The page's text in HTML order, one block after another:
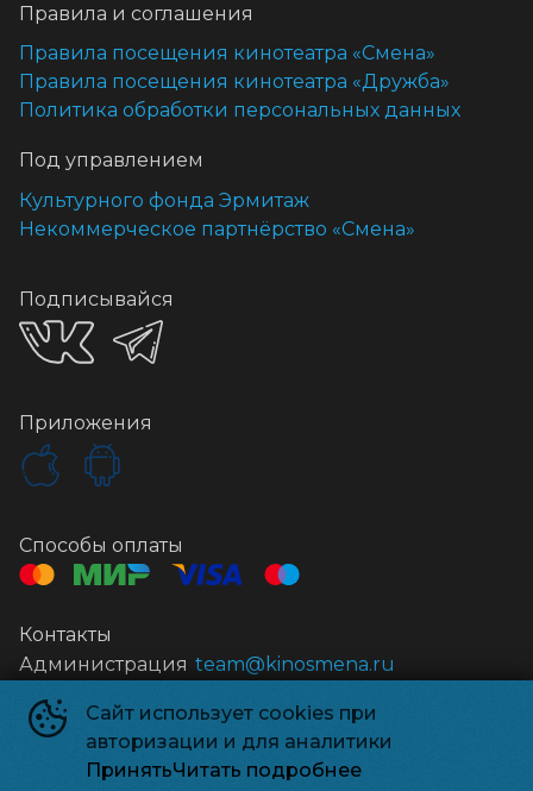
Сайт использует cookies при
авторизации и для аналитики
ПринятьЧитать подробнее
Правила и соглашения
Правила посещения кинотеатра «Смена»
Правила посещения кинотеатра «Дружба»
Политика обработки персональных данных
Под управлением
Культурного фонда Эрмитаж
Некоммерческое партнёрство «Смена»
Подписывайся
Приложения
Способы оплаты
Контакты
Администрация team@kinosmena.ru
Киносмена © 2026
Powered byp24.app